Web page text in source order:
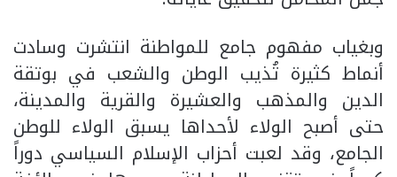
وبغياب مفهوم جامع للمواطنة انتشرت وسادت
أنماط كثيرة تُذيب الوطن والشعب في بوتقة
الدين والمذهب والعشيرة والقرية والمدينة،
حتى أصبح الولاء لأحداها يسبق الولاء للوطن
الجامع، وقد لعبت أحزاب الإسلام السياسي دوراً